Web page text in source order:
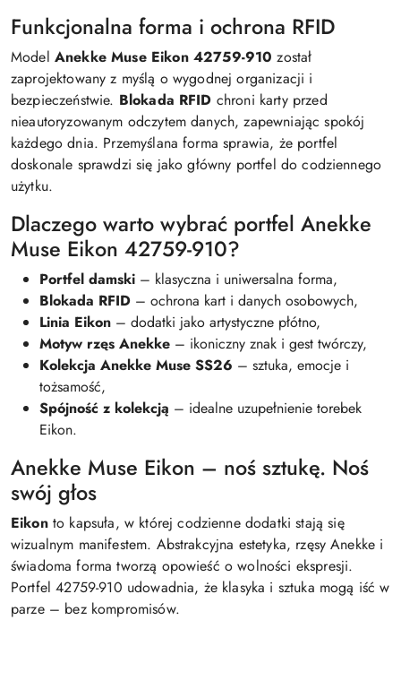
Funkcjonalna forma i ochrona RFID
Model Anekke Muse Eikon 42759-910 został
zaprojektowany z myślą o wygodnej organizacji i
bezpieczeństwie. Blokada RFID chroni karty przed
nieautoryzowanym odczytem danych, zapewniając spokój
każdego dnia. Przemyślana forma sprawia, że portfel
doskonale sprawdzi się jako główny portfel do codziennego
użytku.
Dlaczego warto wybrać portfel Anekke
Muse Eikon 42759-910?
Portfel damski – klasyczna i uniwersalna forma,
Blokada RFID – ochrona kart i danych osobowych,
Linia Eikon – dodatki jako artystyczne płótno,
Motyw rzęs Anekke – ikoniczny znak i gest twórczy,
Kolekcja Anekke Muse SS26 – sztuka, emocje i
tożsamość,
Spójność z kolekcją – idealne uzupełnienie torebek
Eikon.
Anekke Muse Eikon – noś sztukę. Noś
swój głos
Eikon to kapsuła, w której codzienne dodatki stają się
wizualnym manifestem. Abstrakcyjna estetyka, rzęsy Anekke i
świadoma forma tworzą opowieść o wolności ekspresji.
Portfel 42759-910 udowadnia, że klasyka i sztuka mogą iść w
parze – bez kompromisów.